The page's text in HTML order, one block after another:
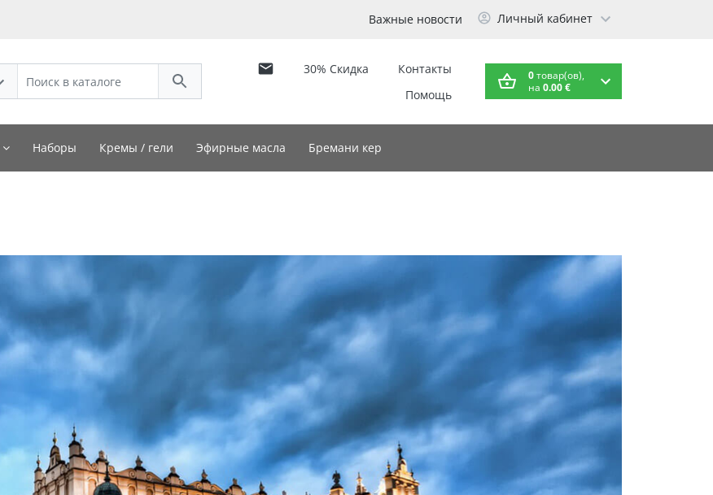
Важные новости Личный кабинет
30% Скидка
Контакты
Помощь
0товар(ов),
на 0.00 €
Наборы Кремы / гели Эфирные масла Бремани кер